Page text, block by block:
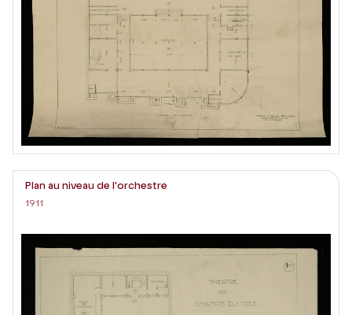
Plan au niveau de l'orchestre
1911